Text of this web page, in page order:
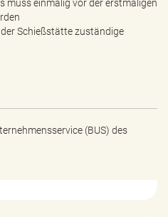
muss einmalig vor der erstmaligen
Schießstätte zuständige
(BUS) des